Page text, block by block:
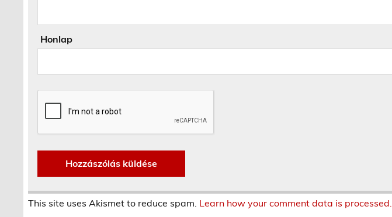
Honlap
This site uses Akismet to reduce spam. Learn how your comment data is processed.